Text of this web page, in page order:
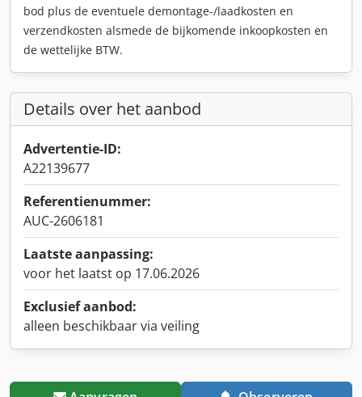
bod plus de eventuele demontage-/laadkosten en
verzendkosten alsmede de bijkomende inkoopkosten en
de wettelijke BTW.
Details over het aanbod
Advertentie-ID:
A22139677
Referentienummer:
AUC-2606181
Laatste aanpassing:
voor het laatst op 17.06.2026
Exclusief aanbod:
alleen beschikbaar via veiling